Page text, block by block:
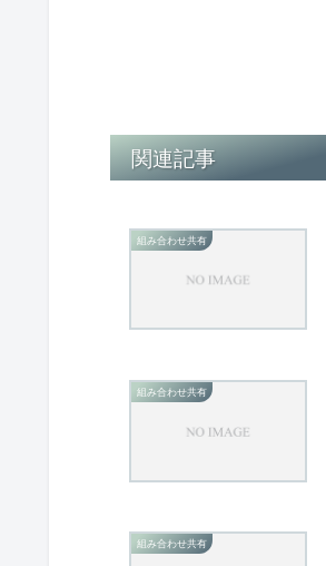
関連記事
組み合わせ共有
組み合わせ共有
組み合わせ共有